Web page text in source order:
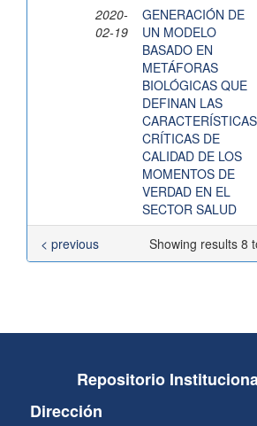
2020-
02-19
GENERACIÓN DE
UN MODELO
BASADO EN
METÁFORAS
BIOLÓGICAS QUE
DEFINAN LAS
CARACTERÍSTICAS
CRÍTICAS DE
CALIDAD DE LOS
MOMENTOS DE
VERDAD EN EL
SECTOR SALUD
Showing results 8
< previous
Repositorio
Dirección